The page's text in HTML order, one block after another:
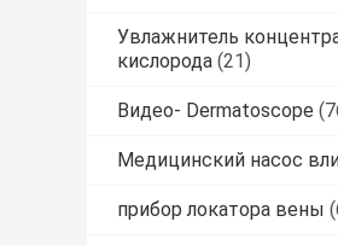
Увлажнитель
кислорода (21)
Видео- Dermatoscope
Медицинский насос
прибор локатора вены